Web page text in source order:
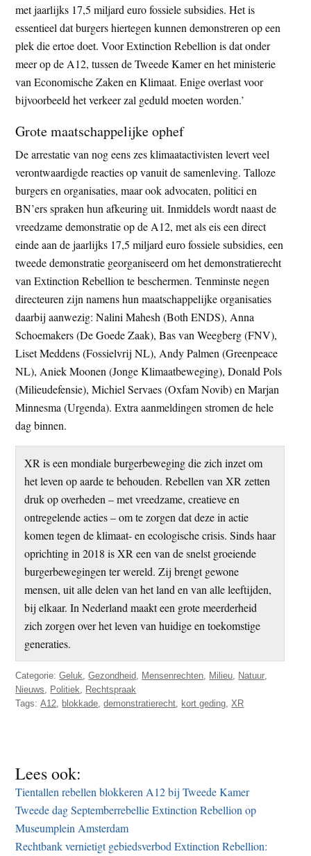
met jaarlijks 17,5 miljard euro fossiele subsidies. Het is
essentieel dat burgers hiertegen kunnen demonstreren op een
plek die ertoe doet. Voor Extinction Rebellion is dat onder
meer op de A12, tussen de Tweede Kamer en het ministerie
van Economische Zaken en Klimaat. Enige overlast voor
bijvoorbeeld het verkeer zal geduld moeten worden.’
Grote maatschappelijke ophef
De arrestatie van nog eens zes klimaatactivisten levert veel
verontwaardigde reacties op vanuit de samenleving. Talloze
burgers en organisaties, maar ook advocaten, politici en
BN’ers spraken hun afkeuring uit. Inmiddels wordt naast de
vreedzame demonstratie op de A12, met als eis een direct
einde aan de jaarlijks 17,5 miljard euro fossiele subsidies, een
tweede demonstratie georganiseerd om het demonstratierecht
van Extinction Rebellion te beschermen. Tenminste negen
directeuren zijn namens hun maatschappelijke organisaties
daarbij aanwezig: Nalini Mahesh (Both ENDS), Anna
Schoemakers (De Goede Zaak), Bas van Weegberg (FNV),
Liset Meddens (Fossielvrij NL), Andy Palmen (Greenpeace
NL), Aniek Moonen (Jonge Klimaatbeweging), Donald Pols
(Milieudefensie), Michiel Servaes (Oxfam Novib) en Marjan
Minnesma (Urgenda). Extra aanmeldingen stromen de hele
dag binnen.
XR is een mondiale burgerbeweging die zich inzet om
het leven op aarde te behouden. Rebellen van XR zetten
druk op overheden – met vreedzame, creatieve en
ontregelende acties – om te zorgen dat deze in actie
komen tegen de klimaat- en ecologische crisis. Sinds haar
oprichting in 2018 is XR een van de snelst groeiende
burgerbewegingen ter wereld. Zij brengt gewone
mensen, uit alle delen van het land en van alle leeftijden,
bij elkaar. In Nederland maakt een grote meerderheid
zich zorgen over het leven van huidige en toekomstige
generaties.
Categorie:Geluk,Gezondheid, Mensenrechten, Milieu, Natuur,
Nieuws, Politiek, Rechtspraak
Tags:A12, blokkade,demonstratierecht, kort geding,XR
Lees ook:
Tientallen rebellen blokkeren A12 bij Tweede Kamer
Tweede dag Septemberrebellie Extinction Rebellion op
Museumplein Amsterdam
Rechtbank vernietigt gebiedsverbod Extinction Rebellion: